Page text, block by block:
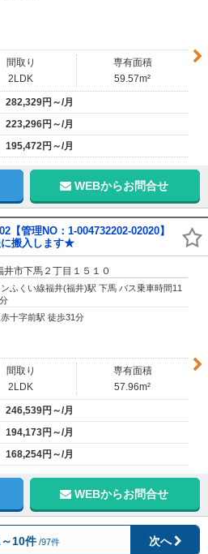
間取り
2LDK
専有面積
59.57m²
円～/月
円～/月
円～/月
WEBからお問合せ
【管理NO：1-004732202-02020】
搬入します★
井市下馬２丁目１５１０
ふくい線福井(福井)駅 下馬 バス乗車時間11
十字前駅 徒歩31分
間取り
2LDK
専有面積
57.96m²
円～/月
円～/月
円～/月
WEBからお問合せ
次へ
10件 /97件